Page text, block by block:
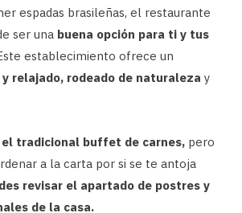
espadas brasileñas, el restaurante
ser una buena opción para ti y tus
establecimiento ofrece un
relajado, rodeado de naturaleza y
el tradicional buffet de carnes, pero
a la carta por si se te antoja
revisar el apartado de postres y
de la casa.